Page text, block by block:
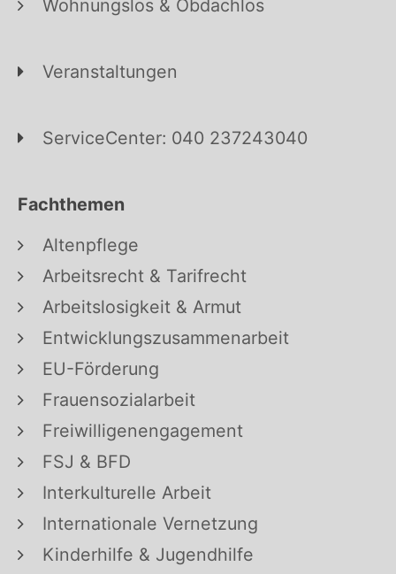
Wohnungslos & Obdachlos
Veranstaltungen
ServiceCenter: 040 237243040
Fachthemen
Altenpflege
Arbeitsrecht & Tarifrecht
Arbeitslosigkeit & Armut
Entwicklungszusammenarbeit
EU-Förderung
Frauensozialarbeit
Freiwilligenengagement
FSJ & BFD
Interkulturelle Arbeit
Internationale Vernetzung
Kinderhilfe & Jugendhilfe